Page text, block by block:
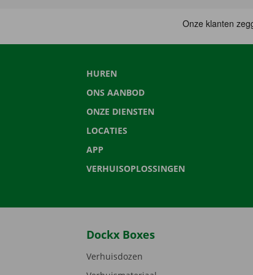
HUREN
ONS AANBOD
ONZE DIENSTEN
LOCATIES
APP
VERHUISOPLOSSINGEN
Dockx Boxes
Verhuisdozen